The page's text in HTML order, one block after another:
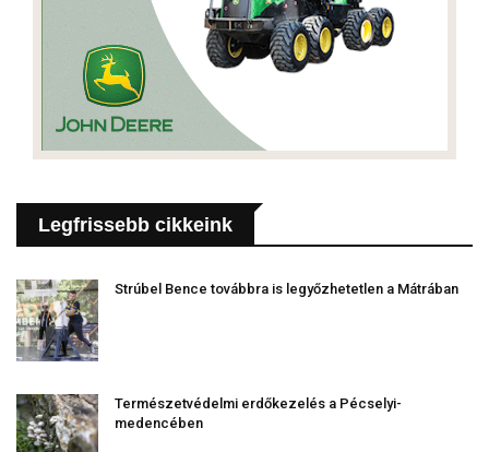
Legfrissebb cikkeink
Strúbel Bence továbbra is legyőzhetetlen a Mátrában
Természetvédelmi erdőkezelés a Pécselyi-
medencében